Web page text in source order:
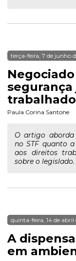
terça-feira, 7 de junho
Paula Corina Santone
O artigo aborda
no STF quanto
aos direitos
sobre o legislado.
quinta-feira, 14 de abril
A
em